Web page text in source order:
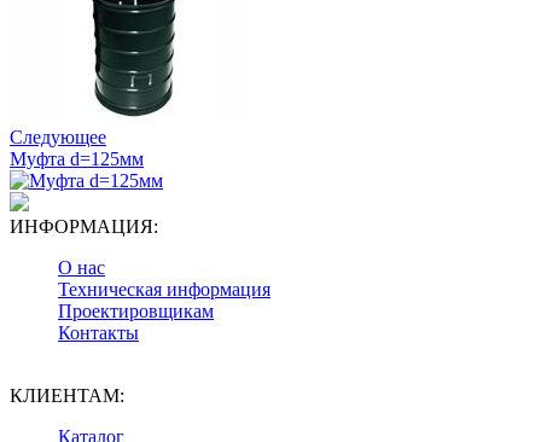
Следующее
Муфта d=125мм
ИНФОРМАЦИЯ:
О нас
Техническая информация
Проектировщикам
Контакты
КЛИЕНТАМ:
Каталог